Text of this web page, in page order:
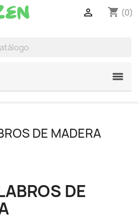
shopping_cart (0)

DE MADERA
DE